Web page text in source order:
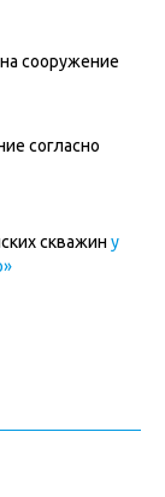
сооружение
согласно
скважин у